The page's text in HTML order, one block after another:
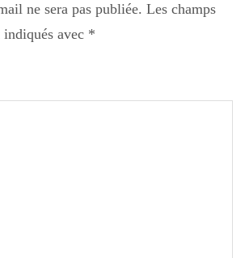
ne sera pas publiée. Les champs
avec *